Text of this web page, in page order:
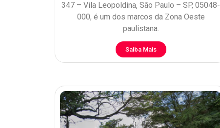
347 – Vila Leopoldina, São Paulo – SP, 05048-
000, é um dos marcos da Zona Oeste
paulistana.
Saiba Mais